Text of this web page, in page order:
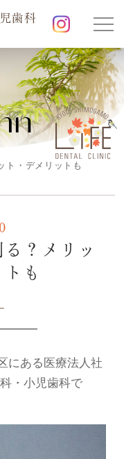
ト・デメリットも
？メリッ
も
にある医療法人社
・小児歯科で